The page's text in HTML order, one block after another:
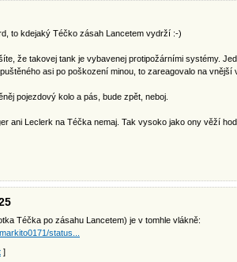
to kdejaký Téčko zásah Lancetem vydrží :-)
že takovej tank je vybavenej protipožárními systémy.
asi po poškození minou, to zareagovalo na vnější
pojezdový kolo a pás, bude zpět, neboj.
ani Leclerk na Téčka nemaj. Tak vysoko jako ony věží
Téčka po zásahu Lancetem) je v tomhle vlákně:
status...
]